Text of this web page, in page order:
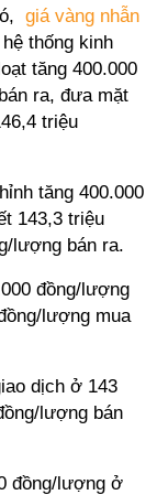
giá vàng nhẫn
thống kinh
tăng 400.000
ra, đưa mặt
triệu
tăng 400.000
143,3 triệu
lượng bán ra.
đồng/lượng
lượng mua
dịch ở 143
lượng bán
đồng/lượng ở